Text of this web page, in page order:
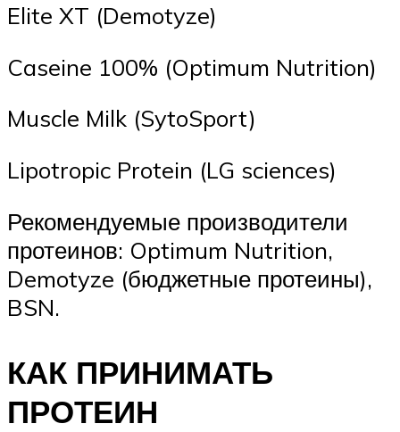
Elite XT (Demotyze)
Caseine 100% (Optimum Nutrition)
Muscle Milk (SytoSport)
Lipotropic Protein (LG sciences)
Рекомендуемые производители
протеинов: Optimum Nutrition,
Demotyze (бюджетные протеины),
BSN.
КАК ПРИНИМАТЬ
ПРОТЕИН